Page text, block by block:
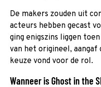
De makers zouden uit
acteurs hebben gecast
ging enigszins liggen
van het origineel, aangaf
keuze vond voor de rol.
Wanneer is Ghost in the